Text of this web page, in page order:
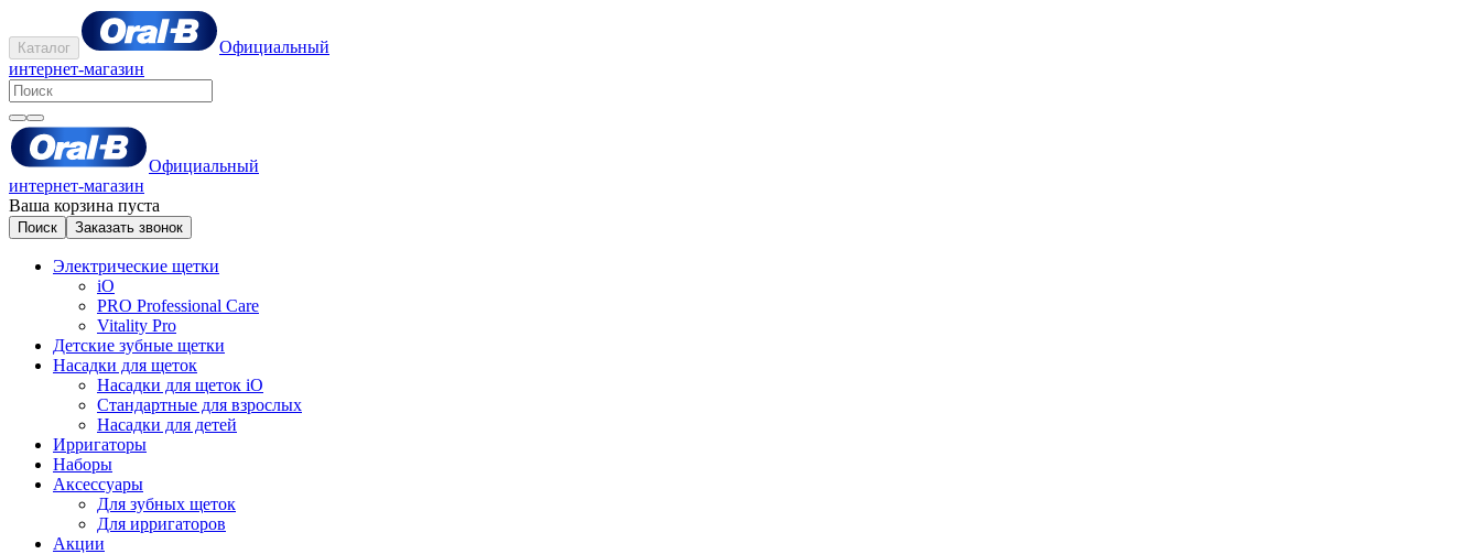
Каталог
Официальный
интернет-магазин
Официальный
интернет-магазин
Ваша корзина пуста
Поиск Заказать звонок
Электрические щетки
iO
PRO Professional Care
Vitality Pro
Детские зубные щетки
Насадки для щеток
Насадки для щеток iO
Стандартные для взрослых
Насадки для детей
Ирригаторы
Наборы
Аксессуары
Для зубных щеток
Для ирригаторов
Акции